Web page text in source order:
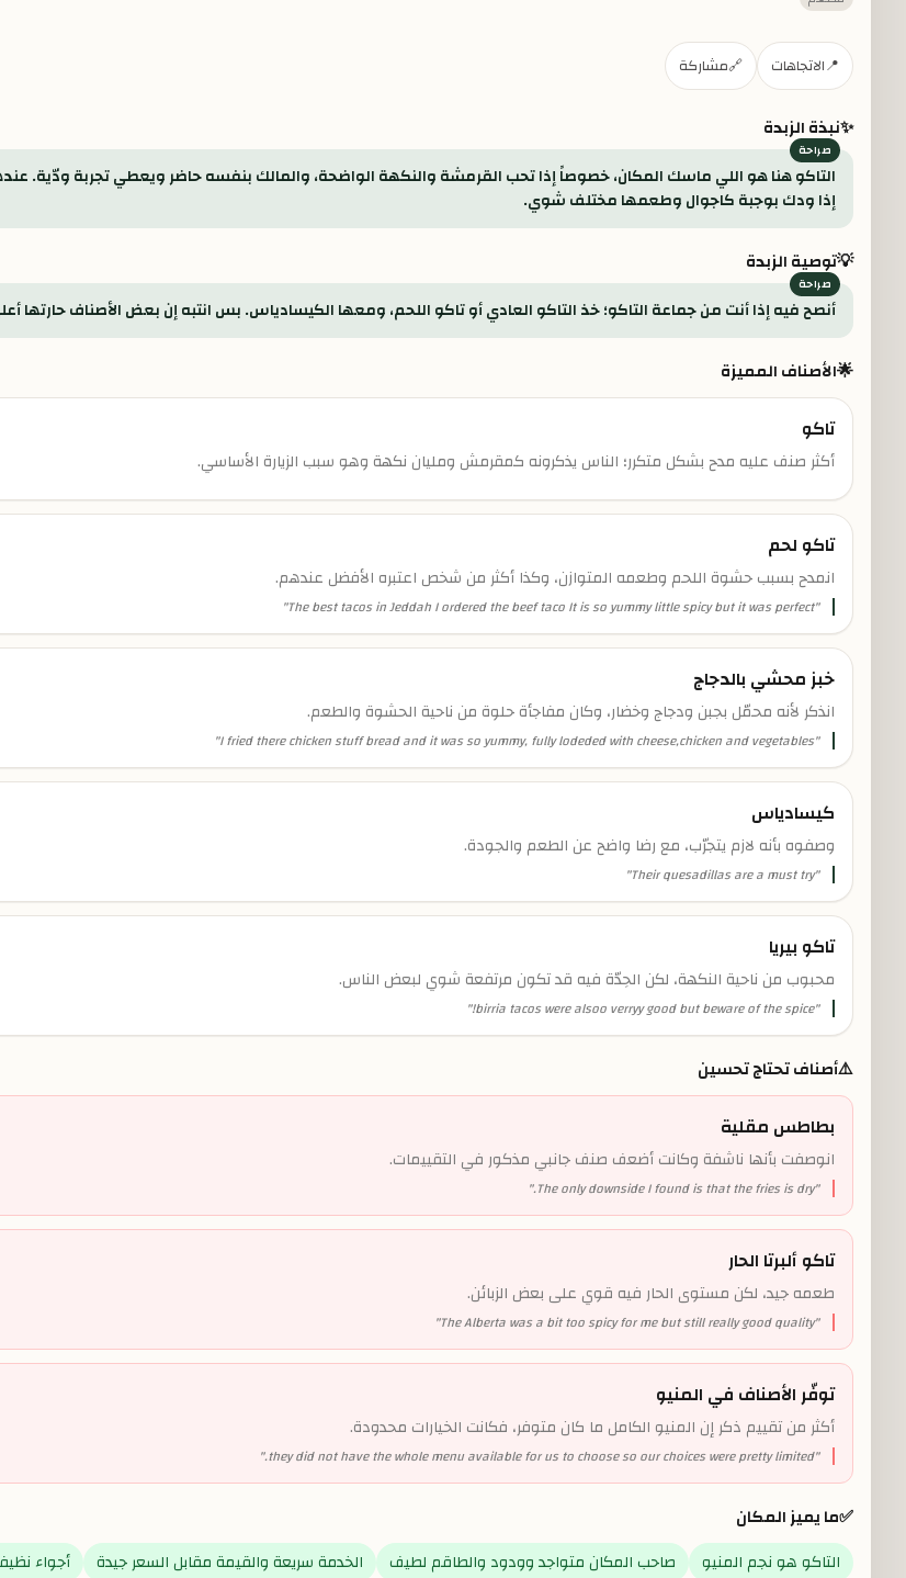
📍الاتجاهات 🔗مشاركة
✨نبذة الزبدة
التاكو هنا هو اللي ماسك المكان، خصوصاً إذا تحب القرمشة والنكهة الواضحة، والمالك بنفسه حاضر ويعطي تجربة ودّية.
إذا ودك بوجبة كاجوال وطعمها مختلف شوي.
💡توصية الزبدة
أنصح فيه إذا أنت من جماعة التاكو؛ خذ التاكو العادي أو تاكو اللحم، ومعها الكيسادياس. بس انتبه إن بعض الأصناف حارتها
🌟الأصناف المميزة
تاكو
أكثر صنف عليه مدح بشكل متكرر؛ الناس يذكرونه كمقرمش ومليان نكهة وهو سبب الزيارة الأساسي.
تاكو لحم
انمدح بسبب حشوة اللحم وطعمه المتوازن، وكذا أكثر من شخص اعتبره الأفضل عندهم.
"
The best tacos in Jeddah I ordered the beef taco It is so yummy little spicy but it was perfect
"
خبز محشي بالدجاج
انذكر لأنه محمّل بجبن ودجاج وخضار، وكان مفاجأة حلوة من ناحية الحشوة والطعم.
"
I fried there chicken stuff bread and it was so yummy, fully lodeded with cheese,chicken and vegetables
"
كيسادياس
وصفوه بأنه لازم يتجرّب، مع رضا واضح عن الطعم والجودة.
"
Their quesadillas are a must try
"
تاكو بيريا
محبوب من ناحية النكهة، لكن الحِدّة فيه قد تكون مرتفعة شوي لبعض الناس.
"
birria tacos were alsoo verryy good but beware of the spice!
"
⚠️أصناف تحتاج تحسين
بطاطس مقلية
انوصفت بأنها ناشفة وكانت أضعف صنف جانبي مذكور في التقييمات.
"
The only downside I found is that the fries is dry.
"
تاكو ألبرتا الحار
طعمه جيد، لكن مستوى الحار فيه قوي على بعض الزبائن.
"
The Alberta was a bit too spicy for me but still really good quality
"
توفّر الأصناف في المنيو
أكثر من تقييم ذكر إن المنيو الكامل ما كان متوفر، فكانت الخيارات محدودة.
"
they did not have the whole menu available for us to choose so our choices were pretty limited.
"
✅ما يميز المكان
التاكو هو نجم المنيو صاحب المكان متواجد وودود والطاقم لطيف الخدمة سريعة والقيمة مقابل السعر جيدة أجواء